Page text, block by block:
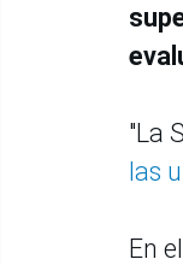
"La
las
En